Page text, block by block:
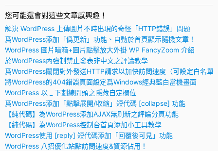
您可能還會對這些文章感興趣！
解決 WordPress 上傳圖片不時出現的奇怪「HTTP錯誤」問題
爲WordPress添加「僞更新」功能、自動於首頁顯示隨機文章！
WordPress 圖片暗箱+圖片點擊放大外掛 WP FancyZoom 介紹
於WordPress內強制禁止發表非中文之評論教學
爲WordPress關閉對外發送HTTP請求以加快訪問速度（可設定白名單
將WordPress的404錯誤頁面設定爲Windows經典藍白當機畫面
WordPress 以 _ 下劃線開頭之隱藏自定欄位
爲WordPress添加「點擊展開/收縮」短代碼 [collapse] 功能
【純代碼】為WordPress添加AJAX無刷新之評論分頁功能
【純代碼】為WordPress控制台首頁添加小工具教學
WordPress使用 [reply] 短代碼添加「回覆後可見」功能
WordPress 八招優化站點訪問速度&資源佔用！